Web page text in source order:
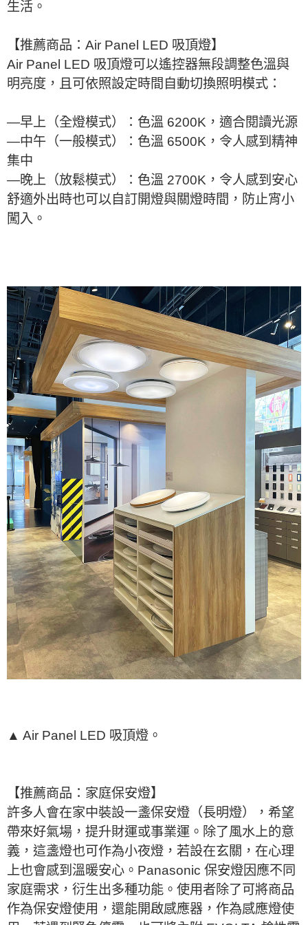
生活。
【推薦商品：Air Panel LED 吸頂燈】
Air Panel LED 吸頂燈可以遙控器無段調整色溫與
明亮度，且可依照設定時間自動切換照明模式：
—早上（全燈模式）：色溫 6200K，適合閱讀光源
—中午（一般模式）：色溫 6500K，令人感到精神
集中
—晚上（放鬆模式）：色溫 2700K，令人感到安心
舒適外出時也可以自訂開燈與關燈時間，防止宵小
闖入。
▲ Air Panel LED 吸頂燈。
【推薦商品：家庭保安燈】
許多人會在家中裝設一盞保安燈（長明燈），希望
帶來好氣場，提升財運或事業運。除了風水上的意
義，這盞燈也可作為小夜燈，若設在玄關，在心理
上也會感到溫暖安心。Panasonic 保安燈因應不同
家庭需求，衍生出多種功能。使用者除了可將商品
作為保安燈使用，還能開啟感應器，作為感應燈使